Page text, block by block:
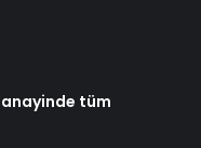
tüm